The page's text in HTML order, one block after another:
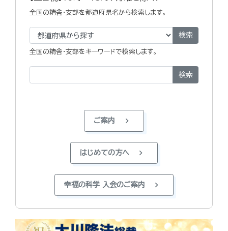
全国の精舎・支部を都道府県名から検索します。
検索
全国の精舎・支部をキーワードで検索します。
検索
ご案内 chevron_right
はじめての方へ chevron_right
幸福の科学 入会のご案内 chevron_right